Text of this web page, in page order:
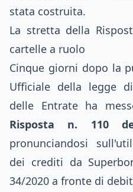
stata costruita.
La stretta della
cartelle a ruolo
Cinque giorni dopo la
Ufficiale della legge
delle Entrate ha
Risposta n. 110
pronunciandosi
dei crediti da
34/2020 a fronte di